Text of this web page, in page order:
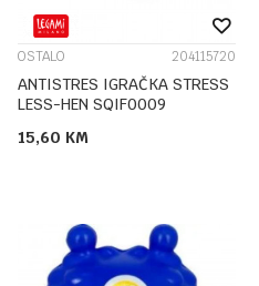
OSTALO 204115720
ANTISTRES IGRAČKA STRESS
LESS-HEN SQIF0009
15,60 KM